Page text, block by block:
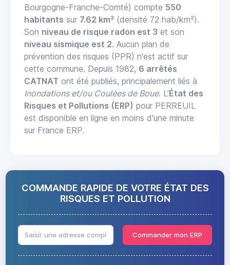
Bourgogne-Franche-Comté) compte 550
habitants sur 7.62 km² (densité 72 hab/km²).
Son niveau de risque radon est 3 et son
niveau sismique est 2. Aucun plan de
prévention des risques (PPR) n'est actif sur
cette commune. Depuis 1982, 6 arrêtés
CATNAT ont été publiés, principalement liés à
Inondations et/ou Coulées de Boue. L'État des
Risques et Pollutions (ERP) pour PERREUIL
est disponible en ligne en moins d'une minute
sur France ERP.
COMMANDE RAPIDE DE VOTRE ÉTAT DES
RISQUES ET POLLUTION
Commander mon ERP